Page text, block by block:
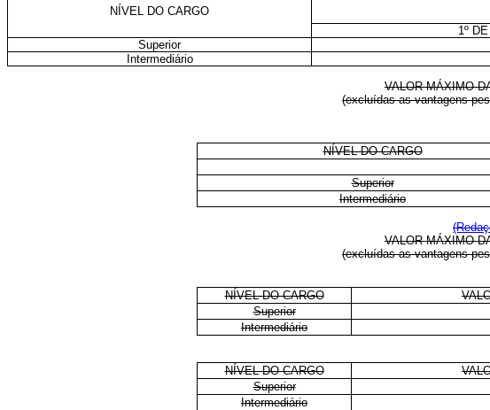
NÍVEL DO CARGO
1º
Superior
Intermediário
VALOR MÁXIMO
(excluídas as vantagens
NÍVEL DO CARGO
Superior
Intermediário
VALOR MÁXIMO
(excluídas as vantagens
NÍVEL DO CARGO
Superior
Intermediário
NÍVEL DO CARGO
Superior
Intermediário